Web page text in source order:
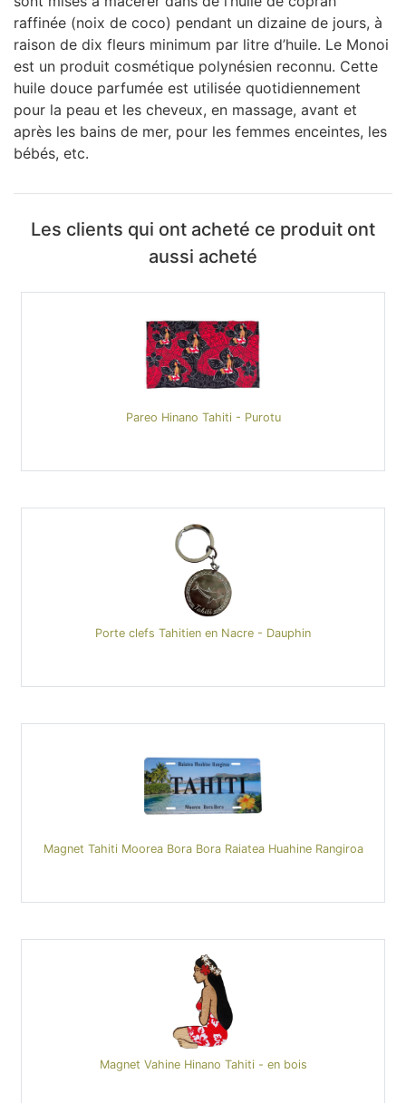
raffinée (noix de coco) pendant un dizaine de jours, à
raison de dix fleurs minimum par litre d’huile. Le Monoi
est un produit cosmétique polynésien reconnu. Cette
huile douce parfumée est utilisée quotidiennement
pour la peau et les cheveux, en massage, avant et
après les bains de mer, pour les femmes enceintes, les
bébés, etc.
Les clients qui ont acheté ce produit ont
aussi acheté
Pareo Hinano Tahiti - Purotu
Porte clefs Tahitien en Nacre - Dauphin
Magnet Tahiti Moorea Bora Bora Raiatea Huahine Rangiroa
Magnet Vahine Hinano Tahiti - en bois